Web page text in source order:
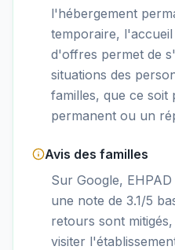
l'hébergement
temporaire, l'accueil
d'offres permet de
situations des
familles, que ce soit
permanent ou un
Avis des familles
Sur Google,
une note de 3.1/5
retours sont
visiter